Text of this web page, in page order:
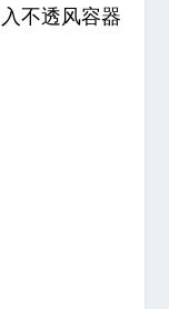
不透风容器